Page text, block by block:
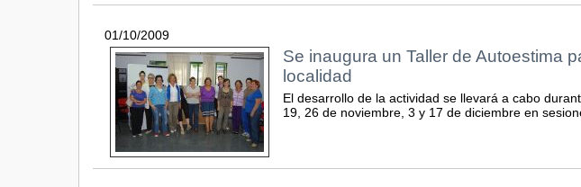
01/10/2009
Se inaugura un Taller de Autoestima
localidad
El desarrollo de la actividad se llevará a cabo
19, 26 de noviembre, 3 y 17 de diciembre en